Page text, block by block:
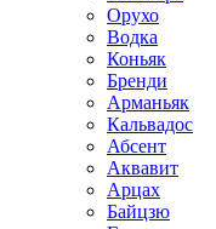
Орухо
Водка
Коньяк
Бренди
Арманьяк
Кальвадос
Абсент
Аквавит
Арцах
Байцзю